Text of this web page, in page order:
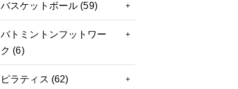
バスケットボール (59)
バトミントンフットワー
ク (6)
ピラティス (62)